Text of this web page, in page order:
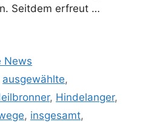
Seitdem erfreut …
News
ausgewählte,
, Hindelanger,
, insgesamt,